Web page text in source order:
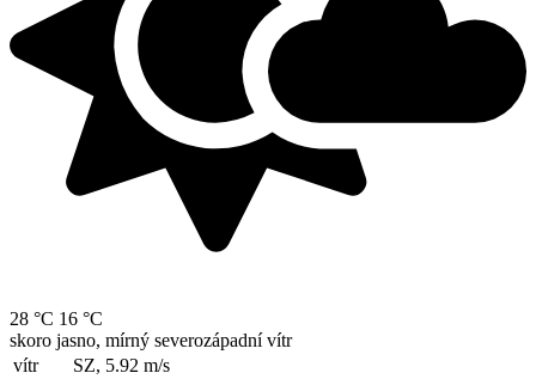
28 °C 16 °C
skoro jasno, mírný severozápadní vítr
vítr
SZ, 5.92 m/s